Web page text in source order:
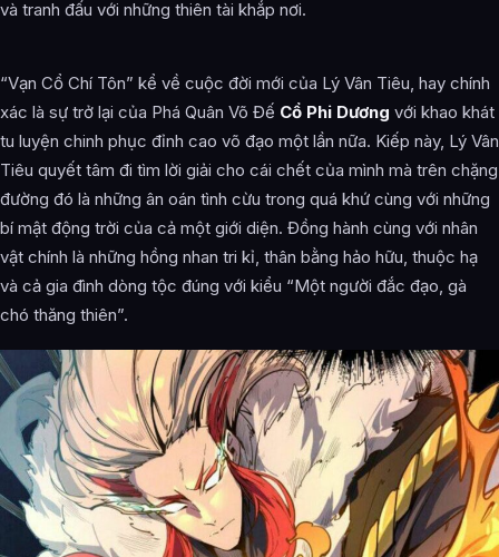
và tranh đấu với những thiên tài khắp nơi.
“Vạn Cổ Chí Tôn” kể về cuộc đời mới của Lý Vân Tiêu, hay chính
xác là sự trở lại của Phá Quân Võ Đế Cổ Phi Dương với khao khát
tu luyện chinh phục đỉnh cao võ đạo một lần nữa. Kiếp này, Lý Vân
Tiêu quyết tâm đi tìm lời giải cho cái chết của mình mà trên chặng
đường đó là những ân oán tình cừu trong quá khứ cùng với những
bí mật động trời của cả một giới diện. Đồng hành cùng với nhân
vật chính là những hồng nhan tri kỉ, thân bằng hảo hữu, thuộc hạ
và cả gia đình dòng tộc đúng với kiểu “Một người đắc đạo, gà
chó thăng thiên”.